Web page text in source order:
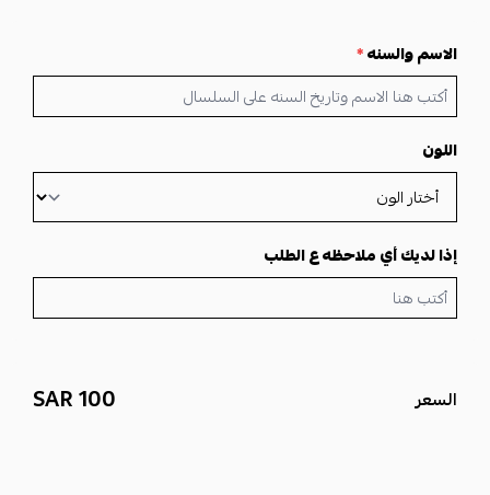
الاسم والسنه*
اللون
إذا لديك أي ملاحظه ع الطلب
السعر 100 SAR